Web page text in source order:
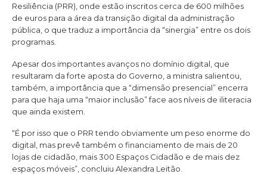
Resiliência (PRR), onde estão inscritos cerca de 600 milhões
de euros para a área da transição digital da administração
pública, o que traduz a importância da “sinergia” entre os dois
programas.
Apesar dos importantes avanços no domínio digital, que
resultaram da forte aposta do Governo, a ministra salientou,
também, a importância que a “dimensão presencial” encerra
para que haja uma “maior inclusão” face aos níveis de iliteracia
que ainda existem.
“É por isso que o PRR tendo obviamente um peso enorme do
digital, mas prevê também o financiamento de mais de 20
lojas de cidadão, mais 300 Espaços Cidadão e de mais dez
espaços móveis”, concluiu Alexandra Leitão.